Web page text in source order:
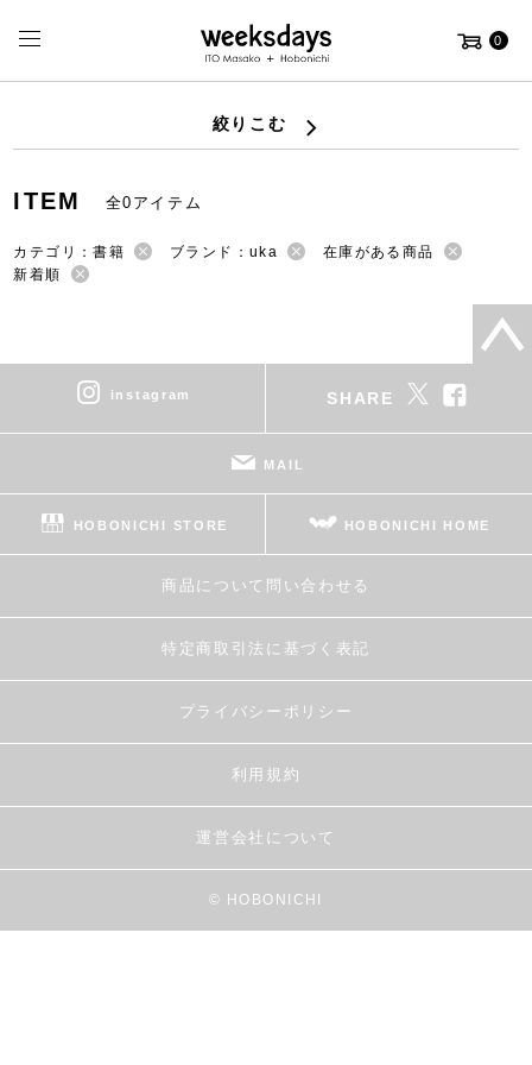
0
絞りこむ
ITEM 全0アイテム
カテゴリ：書籍 ブランド：uka
在庫がある商品
新着順
instagram SHARE
MAIL
HOBONICHI STORE HOBONICHI HOME
商品について問い合わせる
特定商取引法に基づく表記
プライバシーポリシー
利用規約
運営会社について
© HOBONICHI